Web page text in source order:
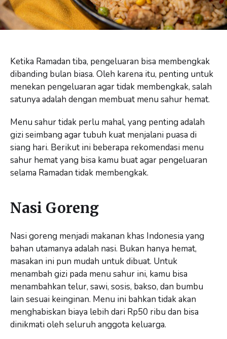
Ketika Ramadan tiba, pengeluaran bisa membengkak
dibanding bulan biasa. Oleh karena itu, penting untuk
menekan pengeluaran agar tidak membengkak, salah
satunya adalah dengan membuat menu sahur hemat.
Menu sahur tidak perlu mahal, yang penting adalah
gizi seimbang agar tubuh kuat menjalani puasa di
siang hari. Berikut ini beberapa rekomendasi menu
sahur hemat yang bisa kamu buat agar pengeluaran
selama Ramadan tidak membengkak.
Nasi Goreng
Nasi goreng menjadi makanan khas Indonesia yang
bahan utamanya adalah nasi. Bukan hanya hemat,
masakan ini pun mudah untuk dibuat. Untuk
menambah gizi pada menu sahur ini, kamu bisa
menambahkan telur, sawi, sosis, bakso, dan bumbu
lain sesuai keinginan. Menu ini bahkan tidak akan
menghabiskan biaya lebih dari Rp50 ribu dan bisa
dinikmati oleh seluruh anggota keluarga.